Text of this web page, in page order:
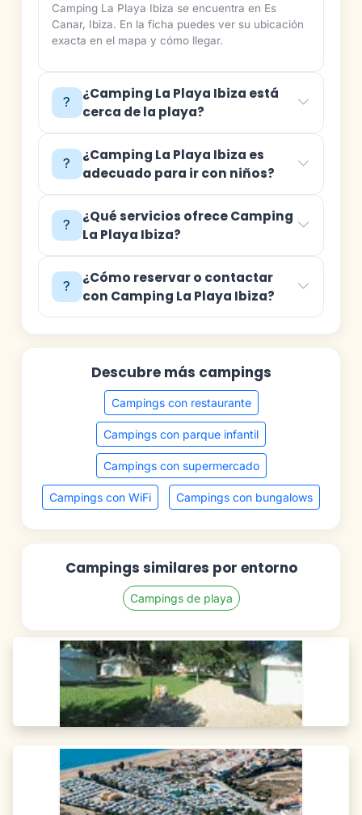
Camping La Playa Ibiza se encuentra en Es
Canar, Ibiza. En la ficha puedes ver su ubicación
exacta en el mapa y cómo llegar.
¿Camping La Playa Ibiza está
cerca de la playa?
¿Camping La Playa Ibiza es
adecuado para ir con niños?
¿Qué servicios ofrece Camping
La Playa Ibiza?
¿Cómo reservar o contactar
con Camping La Playa Ibiza?
Descubre más campings
Campings con restaurante
Campings con parque infantil
Campings con supermercado
Campings con WiFi Campings con bungalows
Campings similares por entorno
Campings de playa